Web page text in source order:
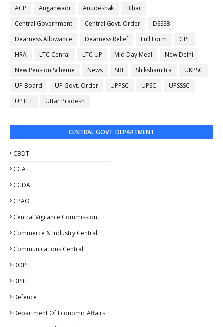
ACP Anganwadi Anudeshak
Bihar
Central Government
Central Govt. Order
DSSSB
Dearness Allowance
Dearness Relief Full Form
GPF
HRA
LTC Cenral LTC UP Mid Day Meal
New Delhi
New Pension Scheme
News SBI Shikshamitra
UKPSC
UP Board
UP Govt. Order UPPSC UPSC
UPSSSC
UPTET
Uttar Pradesh
CENTRAL GOVT. DEPARTMENT
CBDT
CGA
CGDA
CPAO
Central Vigilance Commission
Commerce & Industry Central
Communications Central
DOPT
DPIIT
Defence
Department Of Economic Affairs